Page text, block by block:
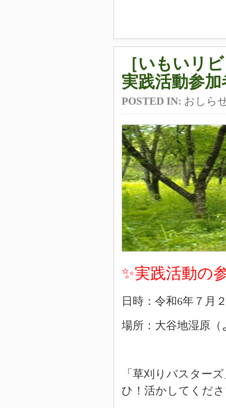
［いもいリ
実践活動参
POSTED IN: おしら
✨実践活動の
日時：令和6年７月
場所：大谷地湿原（
「草刈りバスター
ひ！活かしてくだ